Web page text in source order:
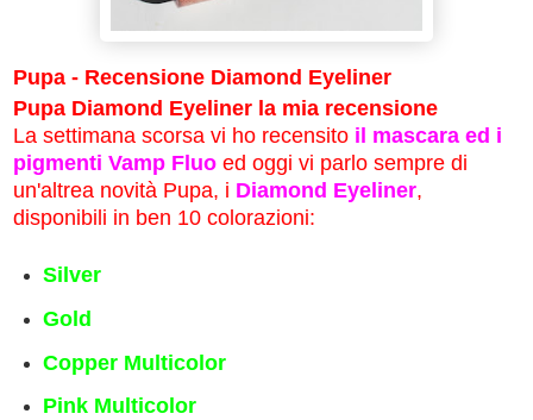
Pupa - Recensione Diamond Eyeliner
Pupa Diamond Eyeliner la mia recensione
La settimana scorsa vi ho recensito il mascara ed i
pigmenti Vamp Fluo ed oggi vi parlo sempre di
un'altrea novità Pupa, i Diamond Eyeliner,
disponibili in ben 10 colorazioni:
Silver
Gold
Copper Multicolor
Pink Multicolor